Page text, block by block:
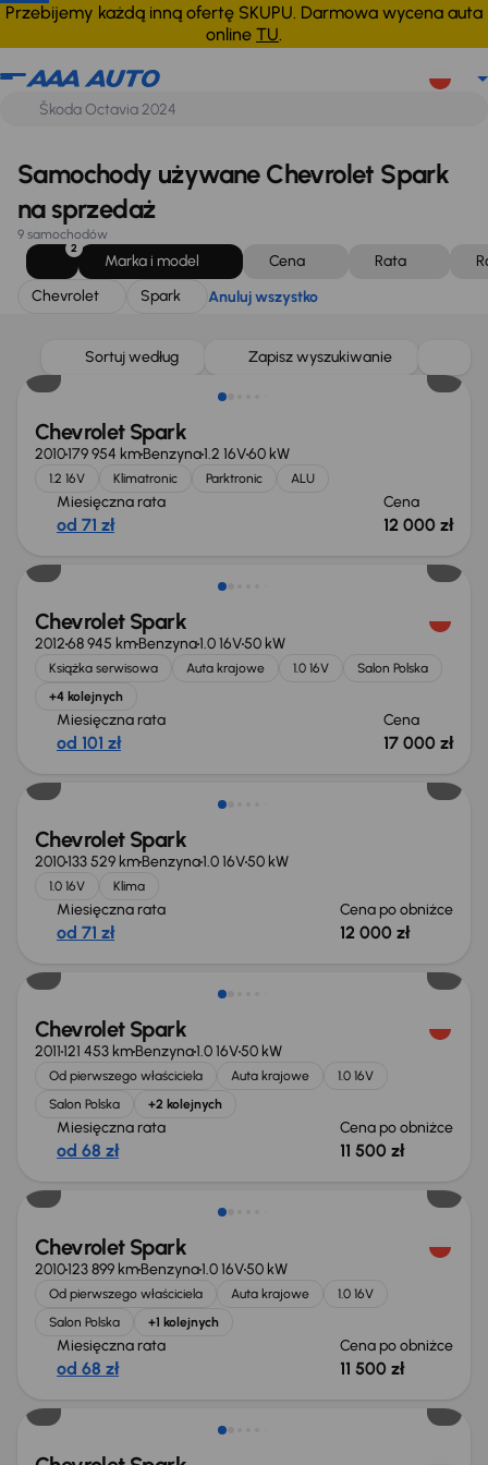
Przebijemy każdą inną ofertę SKUPU. Darmowa wycena auta
online TU.
Chevrolet Spark Anuluj wszystko
Samochody używane Chevrolet Spark
na sprzedaż
9 samochodów
2
Marka i model Cena Rata
Chevrolet
Spark Anuluj wszystko
Sortuj według Zapisz wyszukiwanie
Świeżo skupione
Chevrolet Spark
2010179 954 kmBenzyna1.2 16V60 kW
1.2 16V Klimatronic Parktronic ALU
Miesięczna rata
od 71 zł
Cena
12 000 zł
Chevrolet Spark
201268 945 kmBenzyna1.0 16V50 kW
Książka serwisowa Auta krajowe 1.0 16V
Salon Polska
+4 kolejnych
Miesięczna rata
od 101 zł
Cena
17 000 zł
Taniej o 500 zł
Chevrolet Spark
2010133 529 kmBenzyna1.0 16V50 kW
1.0 16V Klima
Miesięczna rata
od 71 zł
Cena po obniżce
12 000 zł
Taniej o 500 zł
Chevrolet Spark
2011121 453 kmBenzyna1.0 16V50 kW
Od pierwszego właściciela Auta krajowe
1.0 16V
Salon Polska
+2 kolejnych
Miesięczna rata
od 68 zł
Cena po obniżce
11 500 zł
Taniej o 500 zł
Chevrolet Spark
2010123 899 kmBenzyna1.0 16V50 kW
Od pierwszego właściciela Auta krajowe
1.0 16V
Salon Polska
+1 kolejnych
Miesięczna rata
od 68 zł
Cena po obniżce
11 500 zł